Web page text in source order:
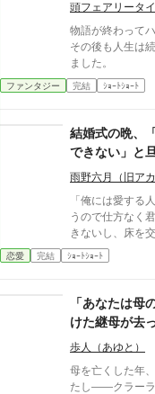
魔法で多くの命を救う。 これでス
終わりのはずだった。 だが次に目を
ノーは三年前の
も、何度拒絶し
る。 番から逃れようと、スノーは何度も死を選ぶ
が――。
頭フェアリータ
物語が終わって
その後も人生は続いていく。
ました。
ファンタジー 完結 ｼｮｰﾄｼｮｰﾄ
結婚式の晩、
できない」と
雨野六月（旧アカ
「俺には愛する
うので仕方なく
きないし、床を
てほしい」 結婚
ら要求されたの
諭されて、ク
恋愛 完結 ｼｮｰﾄｼｮｰﾄ
「あなたは母
けた継母が去
が、十二年分
歩人（あゆと）
母を亡くした年
たし——クラーラ